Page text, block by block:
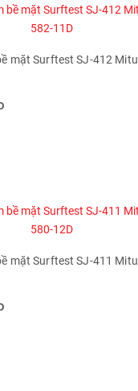
mặt Surftest SJ-412
mặt Surftest SJ-411